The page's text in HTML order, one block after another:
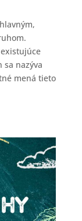
sa nazýva
mená tieto